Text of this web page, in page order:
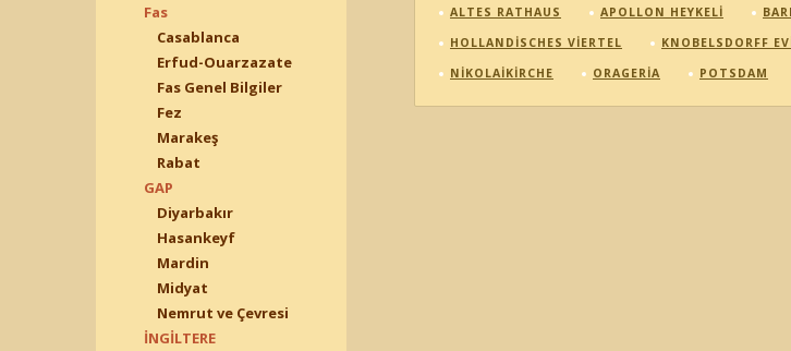
Fas
Casablanca
Erfud-Ouarzazate
Fas Genel Bilgiler
Fez
Marakeş
Rabat
GAP
Diyarbakır
Hasankeyf
Mardin
Midyat
Nemrut ve Çevresi
İNGİLTERE
ALTES RATHAUS APOLLON HEYKELI
HOLLANDISCHES VIERTEL
KNOBELSDORFF
NIKOLAIKIRCHE
ORAGERIA POTSDAM